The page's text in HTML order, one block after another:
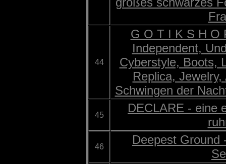
44
G O T I K S H O
Independent,
Cyberstyle, Boots,
Replica,
Schwingen der
45
DECLARE - eine
46
Deepest Ground